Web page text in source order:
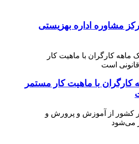
مشاوره اداره بهزیستی
کارگران با ماهیت کار مستمر